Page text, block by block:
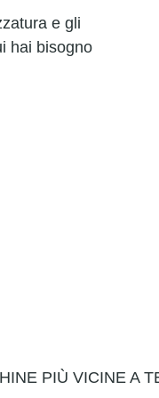
e gli
hai bisogno
PIÙ VICINE A